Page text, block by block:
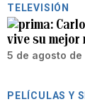
TELEVISIÓN
vive su mejor
5 de agosto de
PELÍCULAS Y